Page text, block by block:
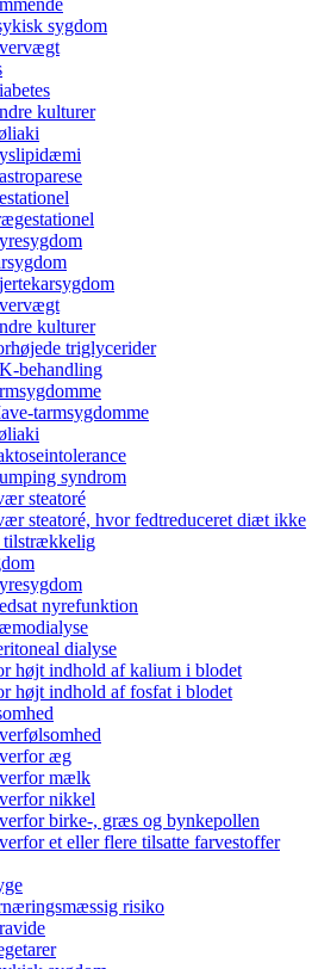
sygdom
kulturer
kulturer
triglycerider
behandling
tarmsygdomme
syndrom
steatoré
steatoré, hvor fedtreduceret diæt ikke
tilstrækkelig
nyrefunktion
dialyse
højt indhold af kalium i blodet
højt indhold af fosfat i blodet
æg
mælk
nikkel
birke-, græs og bynkepollen
et eller flere tilsatte farvestoffer
risiko